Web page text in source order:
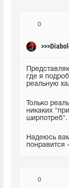
0
где я
реальную
Только
никаких
ширпотреб".
Надеюсь
понравится
0